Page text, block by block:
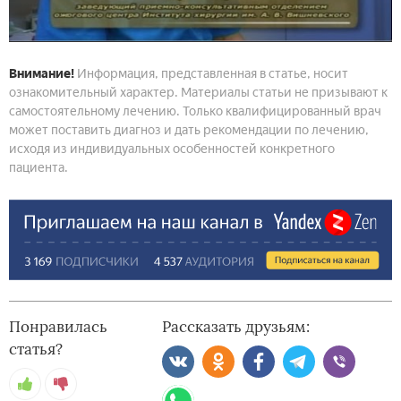
Внимание! Информация, представленная в статье, носит
ознакомительный характер. Материалы статьи не призывают к
самостоятельному лечению. Только квалифицированный врач
может поставить диагноз и дать рекомендации по лечению,
исходя из индивидуальных особенностей конкретного
пациента.
Понравилась
статья?
Рассказать друзьям: